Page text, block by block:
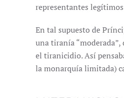
representantes
En tal supuesto de
una tiranía “moderada”,
el tiranicidio. Así
la monarquía limitada)